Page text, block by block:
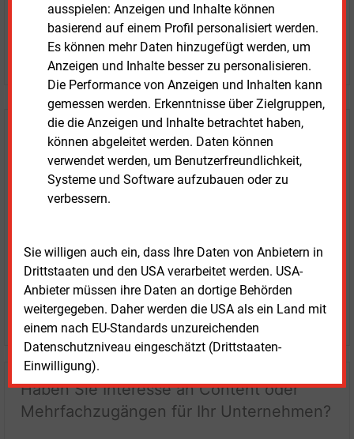
ausspielen: Anzeigen und Inhalte können
basierend auf einem Profil personalisiert werden.
Es können mehr Daten hinzugefügt werden, um
Anzeigen und Inhalte besser zu personalisieren.
Die Performance von Anzeigen und Inhalten kann
gemessen werden. Erkenntnisse über Zielgruppen,
die die Anzeigen und Inhalte betrachtet haben,
können abgeleitet werden. Daten können
verwendet werden, um Benutzerfreundlichkeit,
Systeme und Software aufzubauen oder zu
verbessern.
Sie willigen auch ein, dass Ihre Daten von Anbietern in
Drittstaaten und den USA verarbeitet werden. USA-
Anbieter müssen ihre Daten an dortige Behörden
weitergegeben. Daher werden die USA als ein Land mit
einem nach EU-Standards unzureichenden
Datenschutzniveau eingeschätzt (Drittstaaten-
Einwilligung).
+ zwei Ausgaben der Zeitung E&M
ohne automatische Verlängerung
JETZT KOSTENLOS TESTEN
Login für Kunden
LOGIN
Haben Sie Interesse an Content oder
Mehrfachzugängen für Ihr Unternehmen?